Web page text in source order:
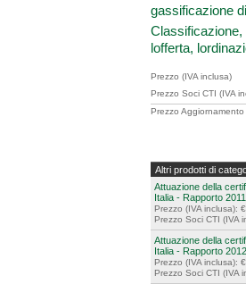
gassificazione
Classificazione,
lofferta,
Prezzo (IVA inclusa)
Prezzo Soci CTI (IVA
Prezzo Aggiornamento
Altri prodotti di
Attuazione della
Italia - Rapporto
Prezzo (IVA inclusa):
Prezzo Soci CTI (IVA
Attuazione della
Italia - Rapporto
Prezzo (IVA inclusa):
Prezzo Soci CTI (IVA